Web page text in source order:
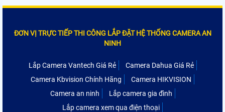
ĐƠN VỊ TRỰC TIẾP THI CÔNG LẮP ĐẶT HỆ THỐNG CAMERA AN
NINH
Lắp Camera Vantech Giá Rẻ
Camera Dahua Giá Rẻ
Camera Kbvision Chính Hãng
Camera HIKVISION
Camera an ninh
Lắp camera gia đình
Lắp camera xem qua điện thoại